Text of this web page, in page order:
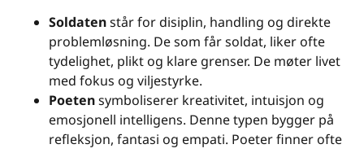
Soldatenstår for disiplin, handling og direkte
problemløsning. De som får soldat, liker ofte
tydelighet, plikt og klare grenser. De møter livet
med fokus og viljestyrke.
Poetensymboliserer kreativitet, intuisjon og
emosjonell intelligens. Denne typen bygger på
refleksjon, fantasi og empati. Poeter finner ofte